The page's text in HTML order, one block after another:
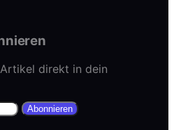
direkt in dein
Abonnieren